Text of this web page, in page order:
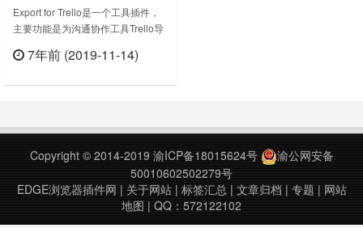
Trello导出Excel xlsx文件的
Chrome浏览器插件
Export for Trello是一个工具插件，
主要功能是为沟通协作工具Trello导
下载版本：1.8上次更新日期：2015
7年前 (2019-11-14)
Copyright © 2014-2019 渝ICP备18015624号
渝公网安备
50010602502279号
EDGE浏览器插件网 | 关于网站| 标签汇总| 文章归档 | 专题 | 网站
地图 | QQ：572122102